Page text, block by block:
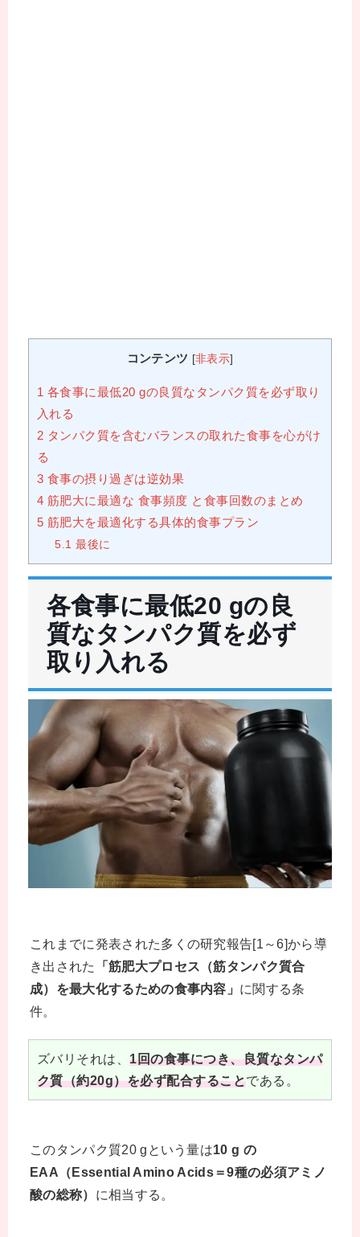
コンテンツ [非表示]
1 各食事に最低20 gの良質なタンパク質を必ず取り
入れる
2 タンパク質を含むバランスの取れた食事を心がけ
る
3 食事の摂り過ぎは逆効果
4 筋肥大に最適な 食事頻度 と食事回数のまとめ
5 筋肥大を最適化する具体的食事プラン
5.1 最後に
各食事に最低20 gの良
質なタンパク質を必ず
取り入れる
これまでに発表された多くの研究報告[1～6]から導
き出された
「筋肥大プロセス（筋タンパク質合
成）を最大化するための食事内容」 に関する条
件。
ズバリそれは、1回の食事につき、良質なタンパ
ク質（約20g）を必ず配合することである。
このタンパク質20 gという量は10 g の
EAA（Essential Amino Acids＝9種の必須アミノ
酸の総称） に相当する。